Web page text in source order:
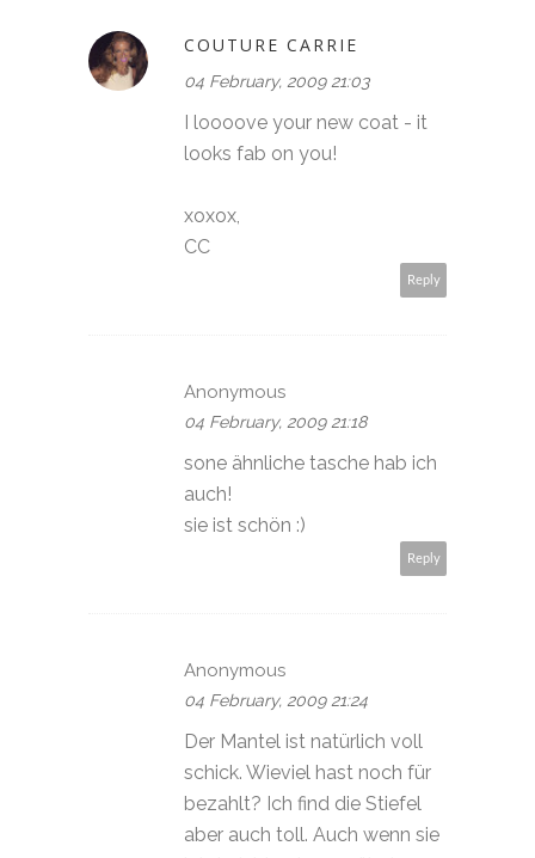
COUTURE CARRIE
04 February, 2009 21:03
I loooove your new coat - it
looks fab on you!
xoxox,
CC
Reply
Anonymous
04 February, 2009 21:18
sone ähnliche tasche hab ich
auch!
sie ist schön :)
Reply
Anonymous
04 February, 2009 21:24
Der Mantel ist natürlich voll
schick. Wieviel hast noch für
bezahlt? Ich find die Stiefel
aber auch toll. Auch wenn sie